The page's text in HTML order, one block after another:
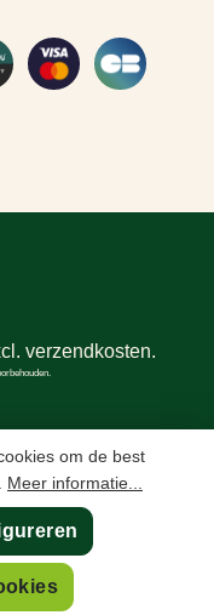
verzendkosten.
om de best
Meer informatie...